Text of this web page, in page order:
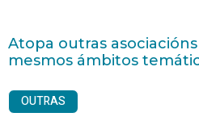
Atopa outras
mesmos ámbitos
OUTRAS